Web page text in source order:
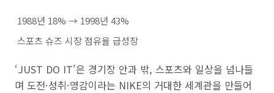
1988년 18% → 1998년 43%
스포츠 슈즈 시장 점유율 급성장
‘JUST DO IT’은 경기장 안과 밖, 스포츠와 일상을 넘나들
며 도전·성취·영감이라는 NIKE의 거대한 세계관을 만들어